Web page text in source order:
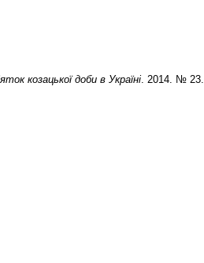
козацької доби в Україні. 2014. № 23.